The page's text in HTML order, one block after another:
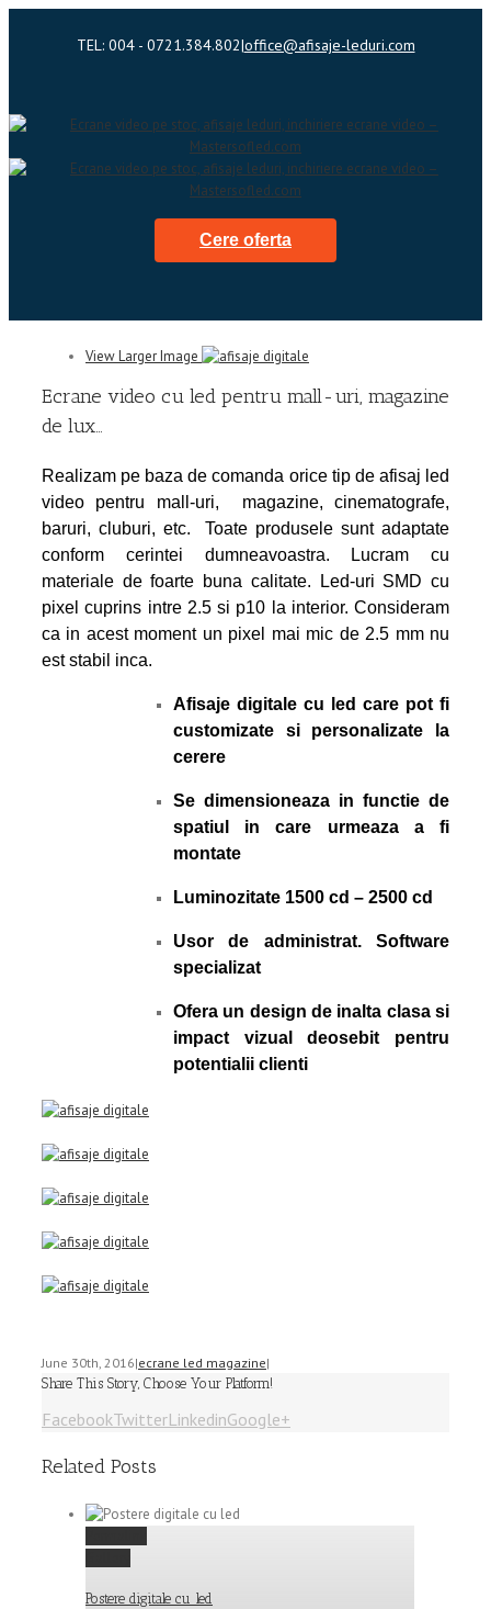
TEL: 004 - 0721.384.802|office@afisaje-leduri.com
Cere oferta
View Larger Image
Ecrane video cu led pentru mall-uri, magazine
de lux…
Realizam pe baza de comanda orice tip de afisaj led
video pentru mall-uri, magazine, cinematografe,
baruri, cluburi, etc. Toate produsele sunt adaptate
conform cerintei dumneavoastra. Lucram cu
materiale de foarte buna calitate. Led-uri SMD cu
pixel cuprins intre 2.5 si p10 la interior. Consideram
ca in acest moment un pixel mai mic de 2.5 mm nu
est stabil inca.
Afisaje digitale cu led care pot fi
customizate si personalizate la
cerere
Se dimensioneaza in functie de
spatiul in care urmeaza a fi
montate
Luminozitate 1500 cd – 2500 cd
Usor de administrat. Software
specializat
Ofera un design de inalta clasa si
impact vizual deosebit pentru
potentialii clienti
June 30th, 2016|ecrane led magazine|
Share This Story, Choose Your Platform!
FacebookTwitterLinkedinGoogle+
Related Posts
Postere digitale cu led